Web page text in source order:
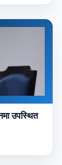
उपस्थित